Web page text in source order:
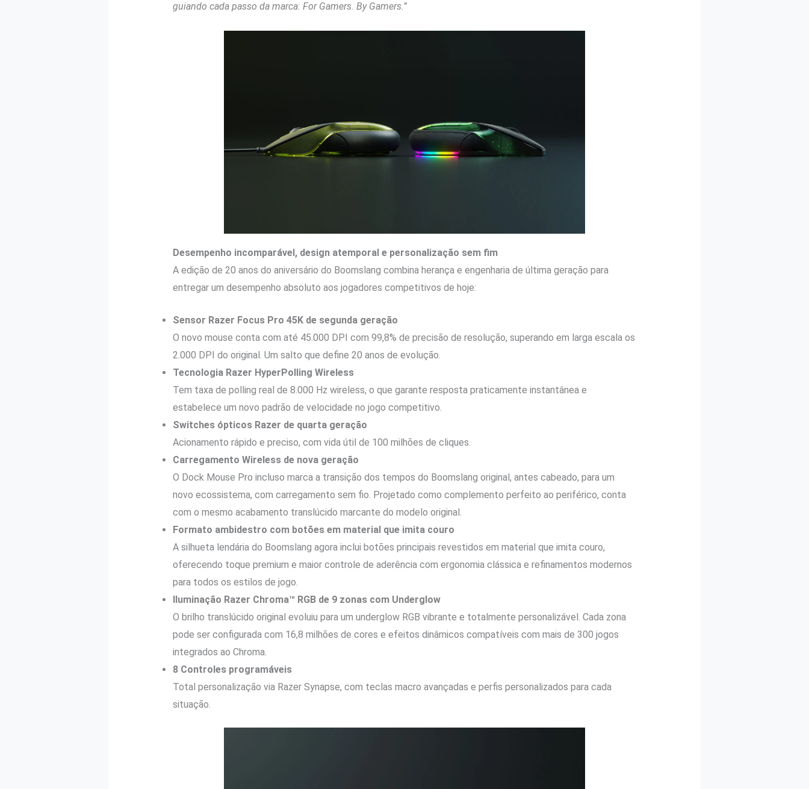
guiando cada passo da marca: For Gamers. By Gamers.”
Desempenho incomparável, design atemporal e personalização sem fim
A edição de 20 anos do aniversário do Boomslang combina herança e engenharia de última geração para
entregar um desempenho absoluto aos jogadores competitivos de hoje:
Sensor Razer Focus Pro 45K de segunda geração
O novo mouse conta com até 45.000 DPI com 99,8% de precisão de resolução, superando em larga escala os
2.000 DPI do original. Um salto que define 20 anos de evolução.
Tecnologia Razer HyperPolling Wireless
Tem taxa de polling real de 8.000 Hz wireless, o que garante resposta praticamente instantânea e
estabelece um novo padrão de velocidade no jogo competitivo.
Switches ópticos Razer de quarta geração
Acionamento rápido e preciso, com vida útil de 100 milhões de cliques.
Carregamento Wireless de nova geração
O Dock Mouse Pro incluso marca a transição dos tempos do Boomslang original, antes cabeado, para um
novo ecossistema, com carregamento sem fio. Projetado como complemento perfeito ao periférico, conta
com o mesmo acabamento translúcido marcante do modelo original.
Formato ambidestro com botões em material que imita couro
A silhueta lendária do Boomslang agora inclui botões principais revestidos em material que imita couro,
oferecendo toque premium e maior controle de aderência com ergonomia clássica e refinamentos modernos
para todos os estilos de jogo.
Iluminação Razer Chroma™ RGB de 9 zonas com Underglow
O brilho translúcido original evoluiu para um underglow RGB vibrante e totalmente personalizável. Cada zona
pode ser configurada com 16,8 milhões de cores e efeitos dinâmicos compatíveis com mais de 300 jogos
integrados ao Chroma.
8 Controles programáveis
Total personalização via Razer Synapse, com teclas macro avançadas e perfis personalizados para cada
situação.